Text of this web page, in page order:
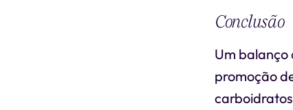
Conclusão
Um balanço
promoção